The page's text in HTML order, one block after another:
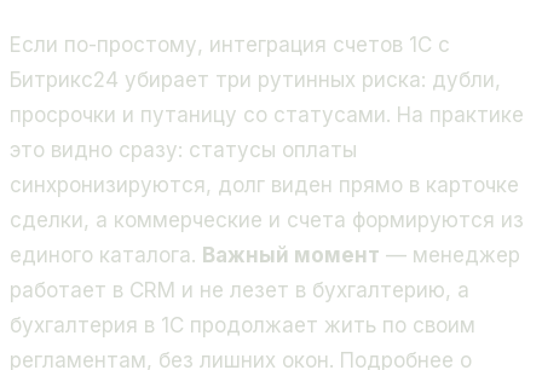
Если по-простому, интеграция счетов 1С с
Битрикс24 убирает три рутинных риска: дубли,
просрочки и путаницу со статусами. На практике
это видно сразу: статусы оплаты
синхронизируются, долг виден прямо в карточке
сделки, а коммерческие и счета формируются из
единого каталога. Важный момент — менеджер
работает в CRM и не лезет в бухгалтерию, а
бухгалтерия в 1С продолжает жить по своим
регламентам, без лишних окон. Подробнее о